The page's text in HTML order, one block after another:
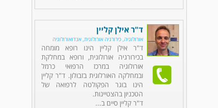
ד"ר אילן קליין
אורולוגיה, כירורגיה אורולוגית, אנדואורולוגיה
ד"ר אילן קליין הינו רופא מומחה
בכירורגיה אורולוגית, ורופא במחלקת
אורולוגיה במרכז הרפואי כרמל
ובמחלקה האורלוגית בזבולון. ד"ר קליין
הינו בוגר הפקולטה לרפואה של
הטכניון בהצטיינות.
ד"ר קליין סיים ב...